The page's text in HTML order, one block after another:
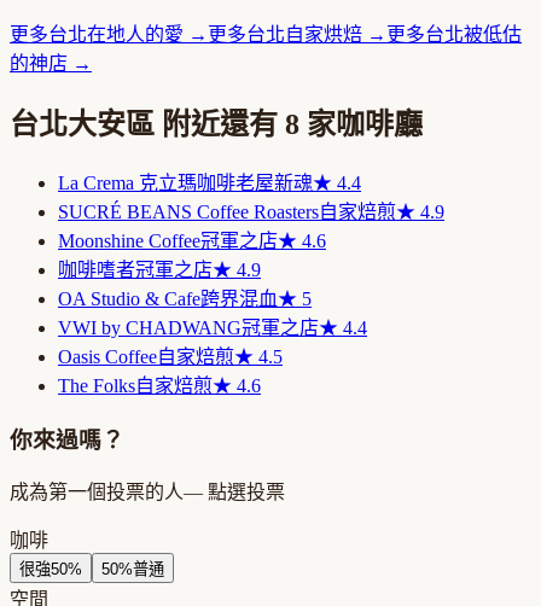
更多台北在地人的愛 → 更多台北自家烘焙 → 更多台北被低估
的神店 →
台北大安區 附近還有 8 家咖啡廳
La Crema 克立瑪咖啡老屋新魂★ 4.4
SUCRÉ BEANS Coffee Roasters自家焙煎★ 4.9
Moonshine Coffee冠軍之店★ 4.6
咖啡嗜者冠軍之店★ 4.9
OA Studio & Cafe跨界混血★ 5
VWI by CHADWANG冠軍之店★ 4.4
Oasis Coffee自家焙煎★ 4.5
The Folks自家焙煎★ 4.6
你來過嗎？
成為第一個投票的人— 點選投票
咖啡
很強50% 50%普通
空間